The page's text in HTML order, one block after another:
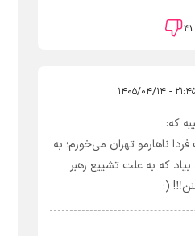
۴۱
- ۱۴۰۵/۰۴/۱۴
که:
ناهارمو تهران می‌خورم؛ به
که به علت تشییع رهبر
(؛